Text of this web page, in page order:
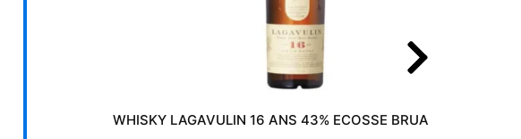
WHISKY LAGAVULIN 16 ANS 43% ECOSSE BRUANT 70CL